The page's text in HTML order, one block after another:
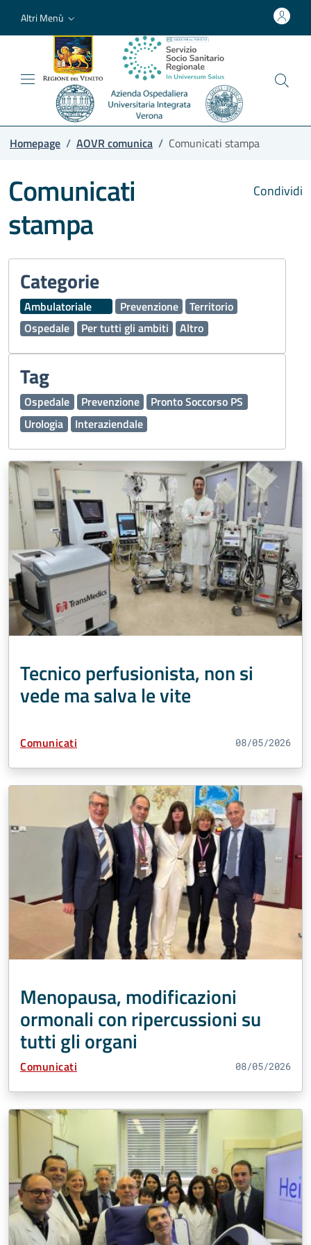
Altri Menù
Homepage / AOVR comunica / Comunicati stampa
Condividi
Comunicati
stampa
Categorie
Ambulatoriale Prevenzione
Territorio
Ospedale
Per tutti gli ambiti Altro
Tag
Ospedale Prevenzione
Pronto Soccorso PS
Urologia
Interaziendale
Tecnico perfusionista, non si
vede ma salva le vite
Tipo Contenuto:
Comunicati 08/05/2026
Menopausa, modificazioni
ormonali con ripercussioni su
tutti gli organi
Tipo Contenuto:
Comunicati 08/05/2026